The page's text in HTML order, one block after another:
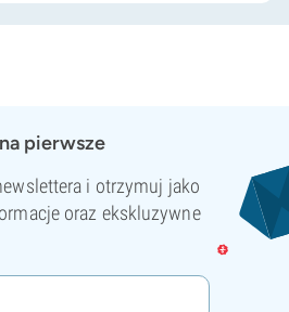
pierwsze
i otrzymuj jako
oraz ekskluzywne